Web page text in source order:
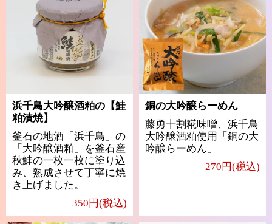
浜千鳥大吟醸酒粕の【鮭
粕漬焼】
釜石の地酒「浜千鳥」の
「大吟醸酒粕」を釜石産
秋鮭の一枚一枚に塗り込
み、熟成させて丁寧に焼
き上げました。
350円(税込)
銅の大吟醸らーめん
藤勇十割糀味噌、浜千鳥
大吟醸酒粕使用「銅の大
吟醸らーめん」
270円(税込)